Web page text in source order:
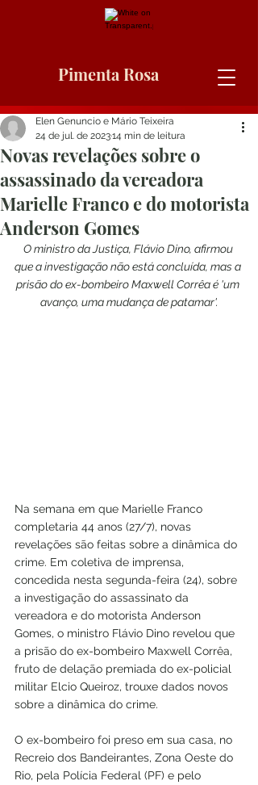
Pimenta Rosa
Novas revelações sobre o
assassinado da vereadora
Marielle Franco e do motorista
Anderson Gomes
Elen Genuncio e Mário Teixeira
24 de jul. de 202314 min de leitura
O ministro da Justiça, Flávio Dino, afirmou
que a investigação não está concluída, mas a
prisão do ex-bombeiro Maxwell Corrêa é 'um
avanço, uma mudança de patamar'.
Na semana em que Marielle Franco
completaria 44 anos (27/7), novas
revelações são feitas sobre a dinâmica do
crime. Em coletiva de imprensa,
concedida nesta segunda-feira (24), sobre
a investigação do assassinato da
vereadora e do motorista Anderson
Gomes, o ministro Flávio Dino revelou que
a prisão do ex-bombeiro Maxwell Corrêa,
fruto de delação premiada do ex-policial
militar Elcio Queiroz, trouxe dados novos
sobre a dinâmica do crime.
O ex-bombeiro foi preso em sua casa, no
Recreio dos Bandeirantes, Zona Oeste do
Rio, pela Polícia Federal (PF) e pelo